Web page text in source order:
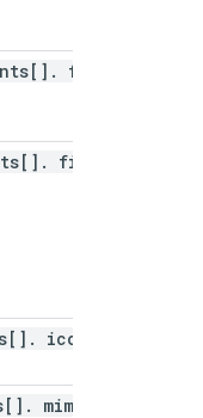
. file
. file
. icon
. mime